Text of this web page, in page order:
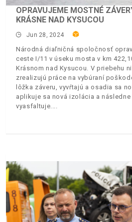
OPRAVUJEME MOSTNÉ
KRÁSNE NAD KYSUCOU
Jun 28, 2024
Národná diaľničná spoločnosť
ceste I/11 v úseku mosta v km
Krásnom nad Kysucou. V priebehu
zrealizujú práce na vybúraní
lôžka záveru, vyvŕtajú a osadia sa
aplikuje sa nová izolácia a
vyasfaltuje.